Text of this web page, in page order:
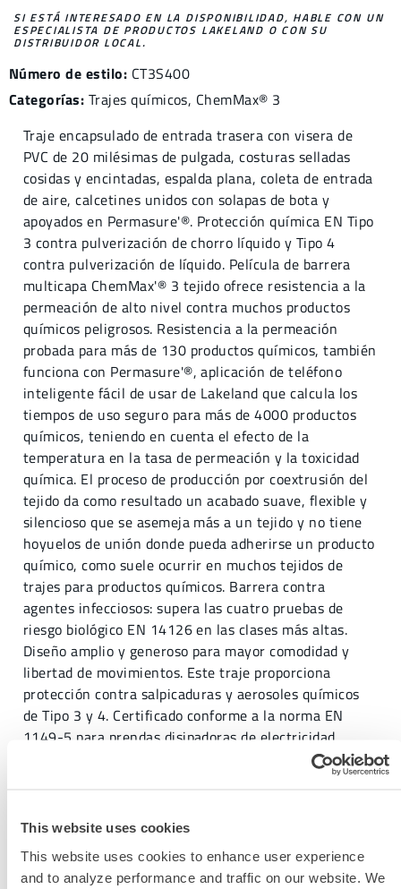
This website uses cookies
This website uses cookies to enhance user experience
and to analyze performance and traffic on our website. We
SI ESTÁ INTERESADO EN LA DISPONIBILIDAD, HABLE CON UN
ESPECIALISTA DE PRODUCTOS LAKELAND O CON SU
DISTRIBUIDOR LOCAL.
Número de estilo: CT3S400
Categorías: Trajes químicos, ChemMax® 3
Traje encapsulado de entrada trasera con visera de
PVC de 20 milésimas de pulgada, costuras selladas
cosidas y encintadas, espalda plana, coleta de entrada
de aire, calcetines unidos con solapas de bota y
apoyados en Permasure'®. Protección química EN Tipo
3 contra pulverización de chorro líquido y Tipo 4
contra pulverización de líquido. Película de barrera
multicapa ChemMax'® 3 tejido ofrece resistencia a la
permeación de alto nivel contra muchos productos
químicos peligrosos. Resistencia a la permeación
probada para más de 130 productos químicos, también
funciona con Permasure'®, aplicación de teléfono
inteligente fácil de usar de Lakeland que calcula los
tiempos de uso seguro para más de 4000 productos
químicos, teniendo en cuenta el efecto de la
temperatura en la tasa de permeación y la toxicidad
química. El proceso de producción por coextrusión del
tejido da como resultado un acabado suave, flexible y
silencioso que se asemeja más a un tejido y no tiene
hoyuelos de unión donde pueda adherirse un producto
químico, como suele ocurrir en muchos tejidos de
trajes para productos químicos. Barrera contra
agentes infecciosos: supera las cuatro pruebas de
riesgo biológico EN 14126 en las clases más altas.
Diseño amplio y generoso para mayor comodidad y
libertad de movimientos. Este traje proporciona
protección contra salpicaduras y aerosoles químicos
de Tipo 3 y 4. Certificado conforme a la norma EN
1149-5 para prendas disipadoras de electricidad
estática. No es un traje hermético a gases y no es
adecuado para la protección contra gases y vapores
suministro de aire comprimido, pero debe utilizarse